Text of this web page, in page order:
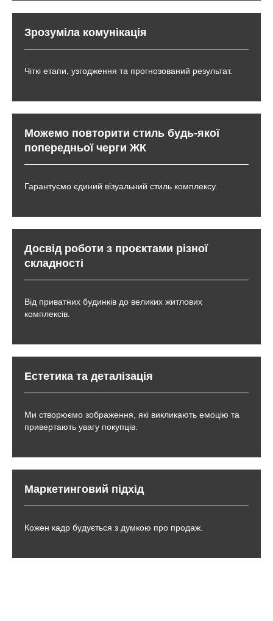
Зрозуміла комунікація
Чіткі етапи, узгодження та прогнозований результат.
Можемо повторити стиль будь-якої
попередньої черги ЖК
Гарантуємо єдиний візуальний стиль комплексу.
Досвід роботи з проєктами різної
складності
Від приватних будинків до великих житлових
комплексів.
Естетика та деталізація
Ми створюємо зображення, які викликають емоцію та
привертають увагу покупців.
Маркетинговий підхід
Кожен кадр будується з думкою про продаж.